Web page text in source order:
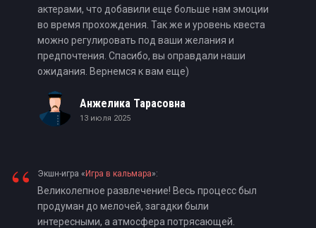
актерами, что добавили еще больше нам эмоции
во время прохождения. Так же и уровень квеста
можно регулировать под ваши желания и
предпочтения. Спасибо, вы оправдали наши
ожидания. Вернемся к вам еще)
Анжелика Тарасовна
13 июля 2025
“ Экшн-игра «Игра в кальмара»:
Великолепное развлечение! Весь процесс был
продуман до мелочей, загадки были
интересными, а атмосфера потрясающей.